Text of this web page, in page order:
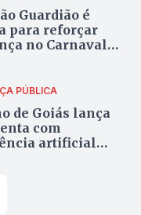
Guardião é
para reforçar
no Carnaval
PÚBLICA
de Goiás lança
com
artificial